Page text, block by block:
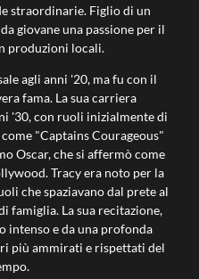
straordinarie. Figlio di un
giovane una passione per il
produzioni locali.
agli anni '20, ma fu con il
fama. La sua carriera
'30, con ruoli inizialmente di
"Captains Courageous"
Oscar, che si affermò come
Tracy era noto per la
che spaziavano dal prete al
famiglia. La sua recitazione,
intenso e da una profonda
più ammirati e rispettati del